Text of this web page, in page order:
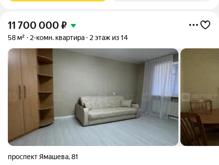
11 700 000 ₽
58 м² 2-комн. квартира 2 этаж из 14
проспект Ямашева,81